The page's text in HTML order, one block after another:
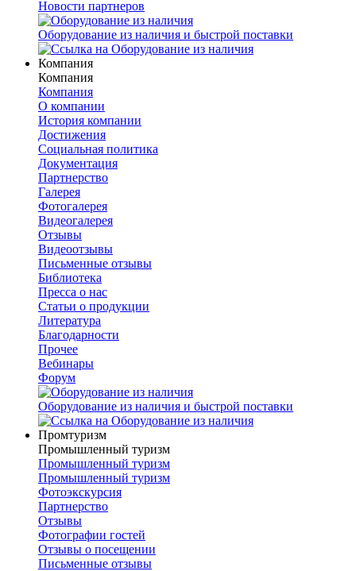
Новости партнеров
Оборудование из наличия и быстрой поставки
Компания
Компания
Компания
О компании
История компании
Достижения
Социальная политика
Документация
Партнерство
Галерея
Фотогалерея
Видеогалерея
Отзывы
Видеоотзывы
Письменные отзывы
Библиотека
Пресса о нас
Статьи о продукции
Литература
Благодарности
Прочее
Вебинары
Форум
Оборудование из наличия и быстрой поставки
Промтуризм
Промышленный туризм
Промышленный туризм
Промышленный туризм
Фотоэкскурсия
Партнерство
Отзывы
Фотографии гостей
Отзывы о посещении
Письменные отзывы